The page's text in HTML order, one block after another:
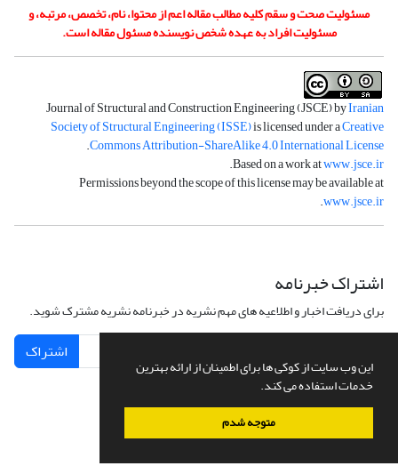
این وب سایت از کوکی ها برای اطمینان از ارائه بهترین
خدمات استفاده می کند.
متوجه شدم
مسئولیت صحت و سقم کلیه مطالب مقاله اعم از محتوا، نام، تخصص، مرتبه، و
مسئولیت افراد به عهده شخص نویسنده مسئول مقاله است.
Journal of Structural and Construction Engineering (JSCE) byIranian
Society of Structural Engineering (ISSE)is licensed under aCreative
Commons Attribution-ShareAlike 4.0 International License
.
Based on a work atwww.jsce.ir
.
Permissions beyond the scope of this license may be available at
www.jsce.ir
.
اشتراک خبرنامه
برای دریافت اخبار و اطلاعیه های مهم نشریه در خبرنامه نشریه مشترک شوید.
اشتراک
سامانه مدیریت نشریات علمی.طراحی و پیاده سازی ازسیناوب